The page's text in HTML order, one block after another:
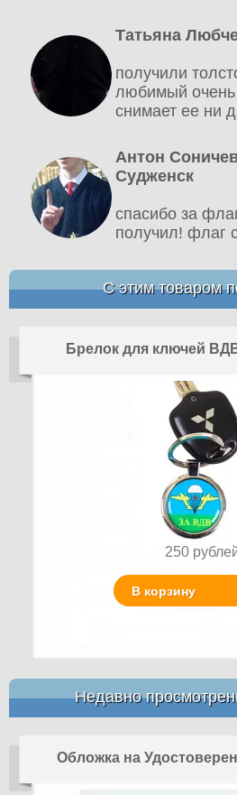
Татьяна
получили
любимый
снимает ее ни
Антон
Судженск
спасибо за
получил! флаг
С этим товаром
Брелок для ключей
250
В корзину
Недавно
Обложка на